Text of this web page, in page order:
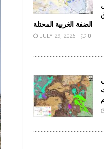
الضفة الغربية المحتلة
JULY 29, 2026 0